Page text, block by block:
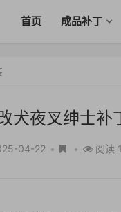
首页 成品补丁
犬夜叉绅士补
04-22 • • 阅读